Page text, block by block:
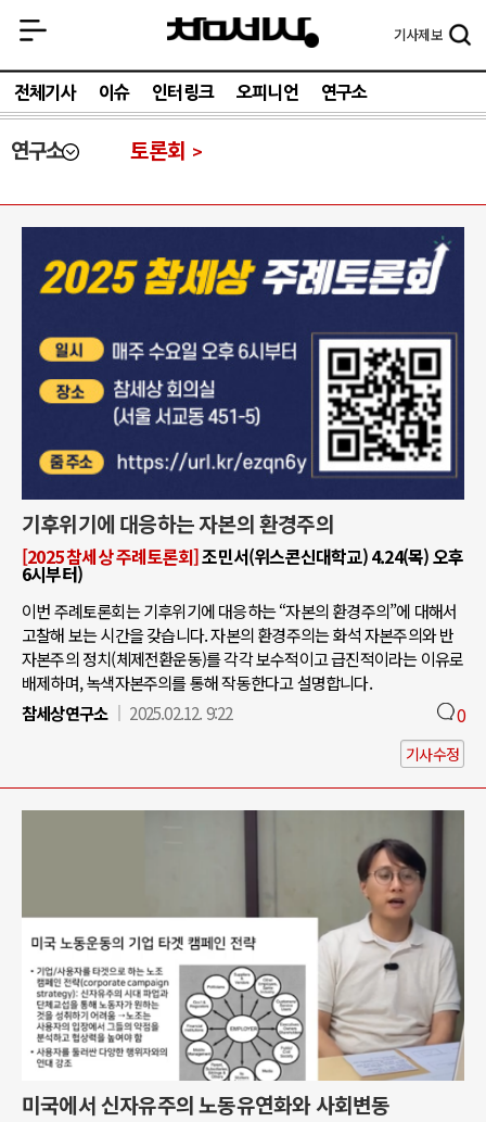
기사제보
전체기사 이슈 인터링크 오피니언 연구소
연구소 토론회
기후위기에 대응하는 자본의 환경주의
[2025 참세상 주례토론회]조민서(위스콘신대학교) 4.24(목) 오후
6시부터)
이번 주례토론회는 기후위기에 대응하는 “자본의 환경주의”에 대해서
고찰해 보는 시간을 갖습니다. 자본의 환경주의는 화석 자본주의와 반
자본주의 정치(체제전환운동)를 각각 보수적이고 급진적이라는 이유로
배제하며, 녹색자본주의를 통해 작동한다고 설명합니다.
참세상연구소
2025.02.12. 9:22 0
기사수정
미국에서 신자유주의 노동유연화와 사회변동